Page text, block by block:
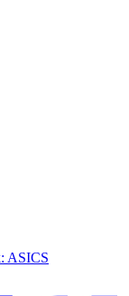
ASICS